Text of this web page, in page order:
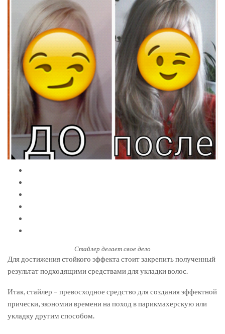
Стайлер делает свое дело
Для достижения стойкого эффекта стоит закрепить полученный
результат подходящими средствами для укладки волос.
Итак, стайлер – превосходное средство для создания эффектной
прически, экономии времени на поход в парикмахерскую или
укладку другим способом.